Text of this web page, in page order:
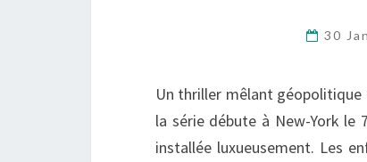
30
Un thriller mêlant
la série débute à New-York le
installée luxueusement. Les